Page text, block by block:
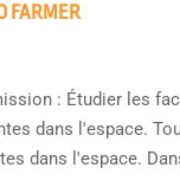
FARMER
: Étudier les
dans l'espace.
dans l'espace.